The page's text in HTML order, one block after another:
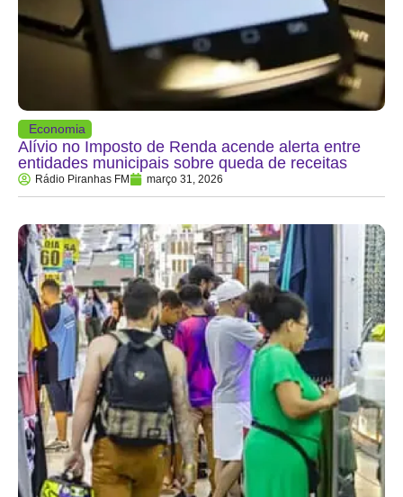
Economia
Alívio no Imposto de Renda acende alerta entre
entidades municipais sobre queda de receitas
Rádio Piranhas FM março 31, 2026